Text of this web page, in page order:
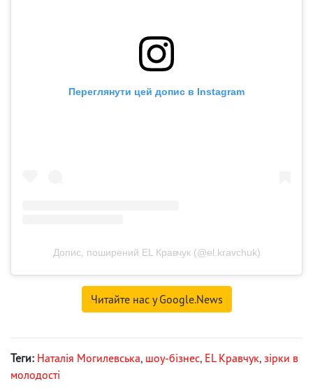
Переглянути цей допис в Instagram
Допис, поширений EL Кравчук (@el.kravchuk)
Читайте нас у Google.News
Теги: Наталія Могилевська, шоу-бізнес, EL Кравчук, зірки в
молодості